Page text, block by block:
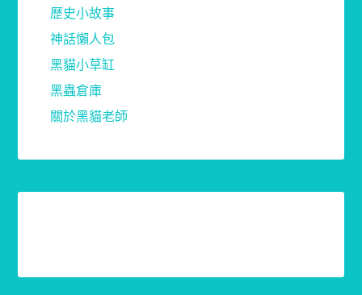
歷史小故事
神話懶人包
黑貓小草缸
黑蟲倉庫
關於黑貓老師